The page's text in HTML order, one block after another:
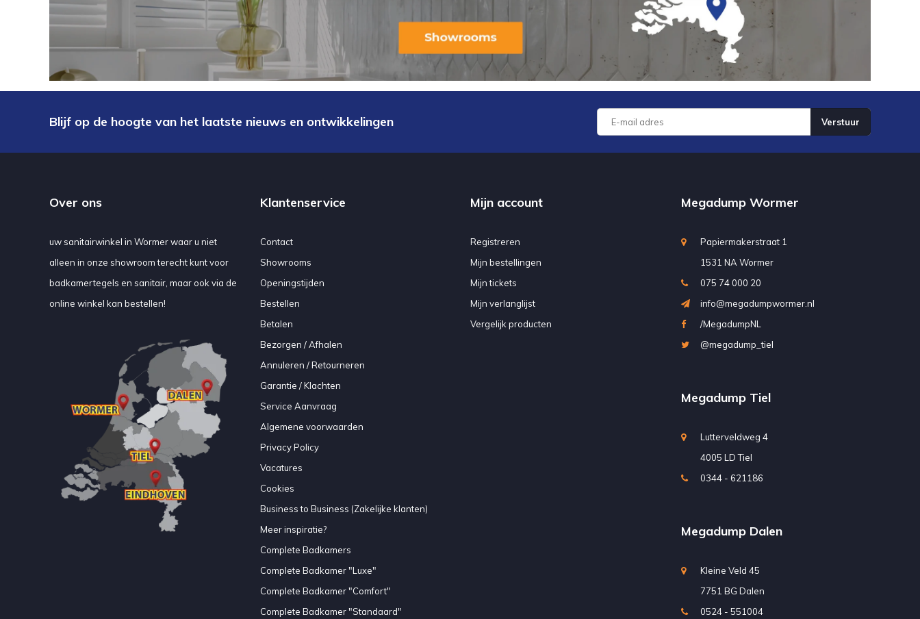
Blijf op de hoogte van het laatste nieuws en ontwikkelingen Verstuur
Over ons
uw sanitairwinkel in Wormer waar u niet
alleen in onze showroom terecht kunt voor
badkamertegels en sanitair, maar ook via de
online winkel kan bestellen!
Klantenservice
Contact
Showrooms
Openingstijden
Bestellen
Betalen
Bezorgen / Afhalen
Annuleren / Retourneren
Garantie / Klachten
Service Aanvraag
Algemene voorwaarden
Privacy Policy
Vacatures
Cookies
Business to Business (Zakelijke klanten)
Meer inspiratie?
Complete Badkamers
Complete Badkamer "Luxe"
Complete Badkamer "Comfort"
Complete Badkamer "Standaard"
Mijn account
Registreren
Mijn bestellingen
Mijn tickets
Mijn verlanglijst
Vergelijk producten
Megadump Wormer
Papiermakerstraat 1
1531 NA Wormer
075 74 000 20
info@megadumpwormer.nl
/MegadumpNL
@megadump_tiel
Megadump Tiel
Lutterveldweg 4
4005 LD Tiel
0344 - 621186
Megadump Dalen
Kleine Veld 45
7751 BG Dalen
0524 - 551004